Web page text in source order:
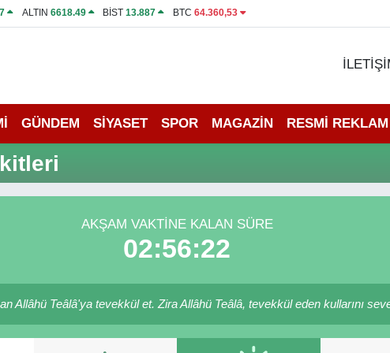
ALTIN 6618.49 BİST13.887 BTC 64.360,53
GÜNDEM SİYASET SPOR MAGAZİN RESMİ REKLAM
AKŞAM VAKTINE KALAN SÜRE
02:56:22
Allâhü Teâlâ'ya tevekkül et. Zira Allâhü Teâlâ, tevekkül eden kullarını